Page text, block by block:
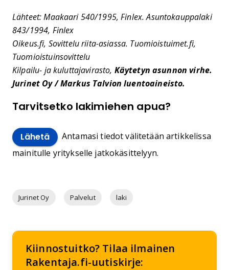
Lähteet: Maakaari 540/1995, Finlex. Asuntokauppalaki
843/1994, Finlex
Oikeus.fi, Sovittelu riita-asiassa. Tuomioistuimet.fi,
Tuomioistuinsovittelu
Kilpailu- ja kuluttajavirasto, Käytetyn asunnon virhe.
Jurinet Oy / Markus Talvion luentoaineisto.
Tarvitsetko lakimiehen apua?
Lähetä
Antamasi tiedot välitetään artikkelissa
mainitulle yritykselle jatkokäsittelyyn.
Jurinet Oy Palvelut laki
Kiinnostuitko? Tilaa ilmainen
Rakentaja.fi-uutiskirje: